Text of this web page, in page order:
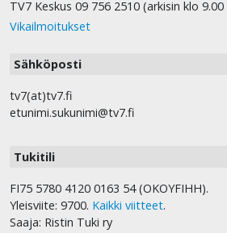
TV7 Keskus 09 756 2510 (arkisin klo
Vikailmoitukset
Sähköposti
tv7(at)tv7.fi
etunimi.sukunimi@tv7.fi
Tukitili
FI75 5780 4120 0163 54 (OKOYFIHH).
Yleisviite: 9700. Kaikki viitteet.
Saaja: Ristin Tuki ry